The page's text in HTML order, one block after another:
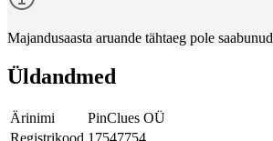
Majandusaasta aruande tähtaeg pole saabunud
Üldandmed
Ärinimi
PinClues OÜ
Registrikood 17547754